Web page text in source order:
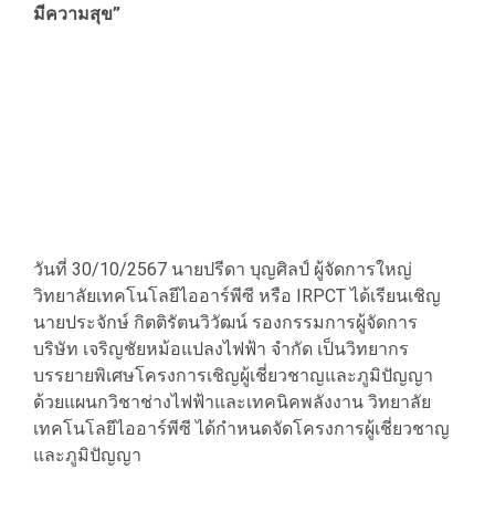
มีความสุข”
วันที่ 30/10/2567 นายปรีดา บุญศิลป์ ผู้จัดการใหญ่
วิทยาลัยเทคโนโลยีไออาร์พีซี หรือ IRPCT ได้เรียนเชิญ
นายประจักษ์ กิตติรัตนวิวัฒน์ รองกรรมการผู้จัดการ
บริษัท เจริญชัยหม้อแปลงไฟฟ้า จำกัด เป็นวิทยากร
บรรยายพิเศษโครงการเชิญผู้เชี่ยวชาญและภูมิปัญญา
ด้วยแผนกวิชาช่างไฟฟ้าและเทคนิคพลังงาน วิทยาลัย
เทคโนโลยีไออาร์พีซี ได้กำหนดจัดโครงการผู้เชี่ยวชาญ
และภูมิปัญญา